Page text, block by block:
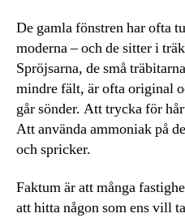
De gamla fönstren har ofta
moderna – och de sitter i
Spröjsarna, de små
mindre fält, är ofta original
går sönder. Att trycka för
Att använda ammoniak på
och spricker.
Faktum är att många
att hitta någon som ens vill